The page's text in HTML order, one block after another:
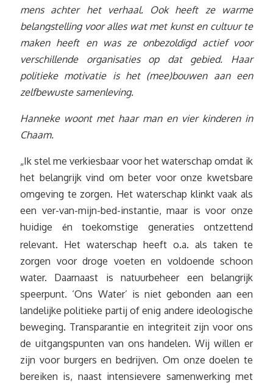
mens achter het verhaal. Ook heeft ze warme
belangstelling voor alles wat met kunst en cultuur te
maken heeft en was ze onbezoldigd actief voor
verschillende organisaties op dat gebied. Haar
politieke motivatie is het (mee)bouwen aan een
zelfbewuste samenleving.
Hanneke woont met haar man en vier kinderen in
Chaam.
„Ik stel me verkiesbaar voor het waterschap omdat ik
het belangrijk vind om beter voor onze kwetsbare
omgeving te zorgen. Het waterschap klinkt vaak als
een ver-van-mijn-bed-instantie, maar is voor onze
huidige
én toekomstige generaties ontzettend
relevant. Het waterschap heeft o.a. als taken te
zorgen voor droge voeten en voldoende schoon
water. Daarnaast is natuurbeheer een belangrijk
speerpunt. ‘Ons Water’ is niet gebonden aan een
landelijke politieke partij of enig andere ideologische
beweging. Transparantie en integriteit zijn voor ons
de uitgangspunten van ons handelen. Wij willen er
zijn voor burgers en bedrijven. Om onze doelen te
bereiken is, naast intensievere samenwerking met